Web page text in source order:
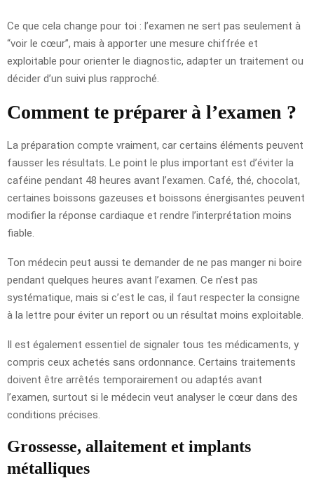
Ce que cela change pour toi : l’examen ne sert pas seulement à
“voir le cœur”, mais à apporter une mesure chiffrée et
exploitable pour orienter le diagnostic, adapter un traitement ou
décider d’un suivi plus rapproché.
Comment te préparer à l’examen ?
La préparation compte vraiment, car certains éléments peuvent
fausser les résultats. Le point le plus important est d’éviter la
caféine pendant 48 heures avant l’examen. Café, thé, chocolat,
certaines boissons gazeuses et boissons énergisantes peuvent
modifier la réponse cardiaque et rendre l’interprétation moins
fiable.
Ton médecin peut aussi te demander de ne pas manger ni boire
pendant quelques heures avant l’examen. Ce n’est pas
systématique, mais si c’est le cas, il faut respecter la consigne
à la lettre pour éviter un report ou un résultat moins exploitable.
Il est également essentiel de signaler tous tes médicaments, y
compris ceux achetés sans ordonnance. Certains traitements
doivent être arrêtés temporairement ou adaptés avant
l’examen, surtout si le médecin veut analyser le cœur dans des
conditions précises.
Grossesse, allaitement et implants
métalliques